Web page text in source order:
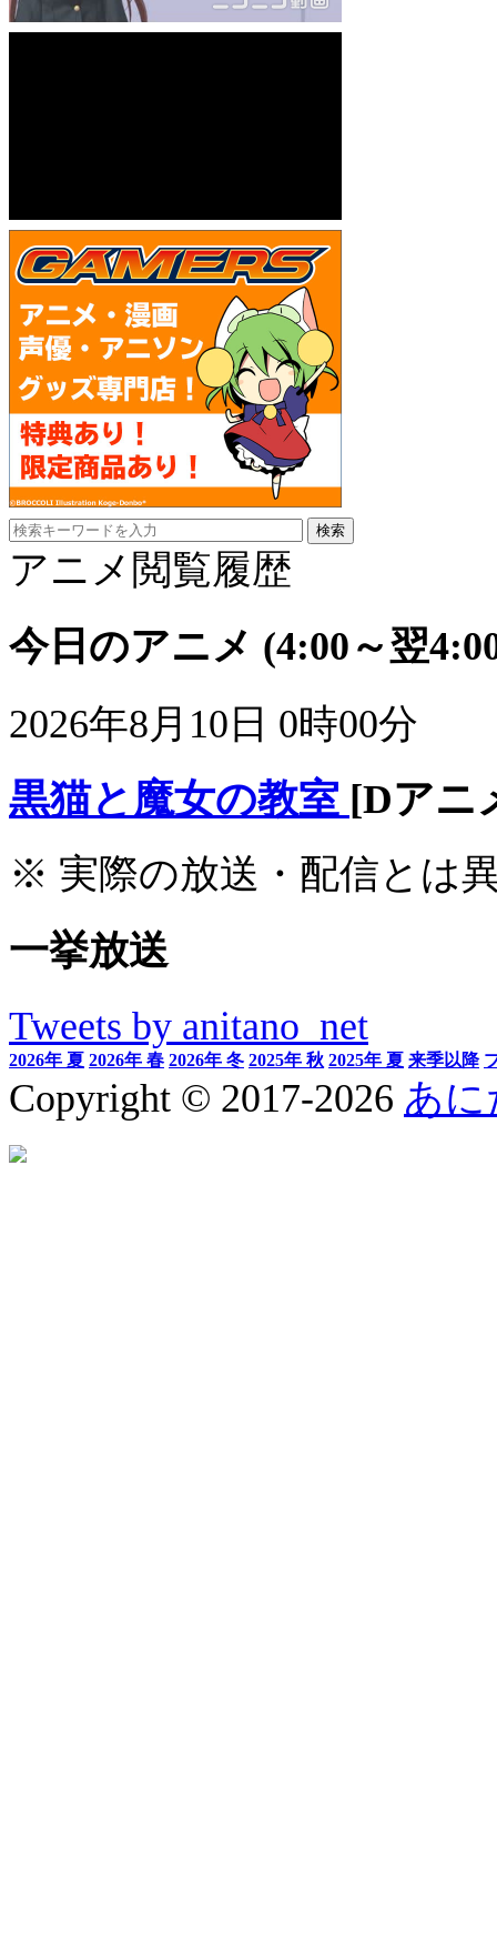
アニメ閲覧履歴
今日のアニメ (4:00～翌
2026年8月10日 0時00分
黒猫と魔女の教室 [Dアニ
※ 実際の放送・配信とは
一挙放送
Tweets by anitano_net
2026年 夏 2026年 春 2026年 冬 2025年 秋 2025年 夏 来季以降
Copyright © 2017-2026 あに